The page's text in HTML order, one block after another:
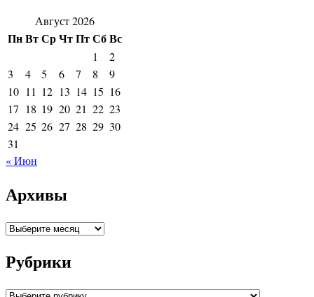
Август 2026
ПнВтСрЧтПтСбВс
1
2
3
4 5 6 7 8
9
10 11 12 13 14 15 16
17 18 19 20 21 22 23
24 25 26 27 28 29 30
31
« Июн
Архивы
Архивы
Рубрики